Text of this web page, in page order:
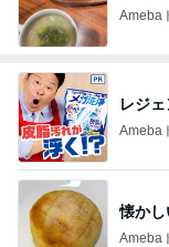
Ameba
レジ
Ameba
懐か
Ameba